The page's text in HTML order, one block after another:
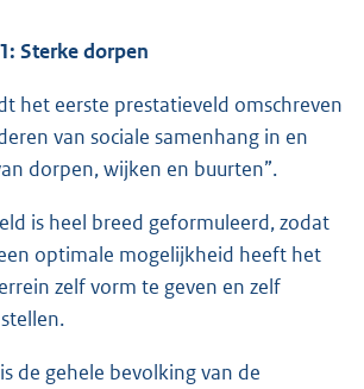
Sterke dorpen
het eerste prestatieveld omschreven
van sociale samenhang in en
dorpen, wijken en buurten”.
is heel breed geformuleerd, zodat
optimale mogelijkheid heeft het
zelf vorm te geven en zelf
de gehele bevolking van de